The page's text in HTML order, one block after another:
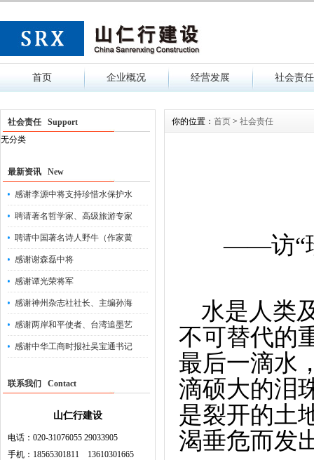
首页 企业概况 经营发展 社会责任
社会责任 Support
无分类
最新资讯 New
感谢李源中将支持珍惜水保护水
聘请著名哲学家、高级旅游专家
聘请中国著名诗人野牛（作家黄
感谢谢森磊中将
感谢谭光荣将军
感谢神州杂志社社长、主编孙海
感谢两岸和平使者、台湾追墨艺
感谢中华工商时报社吴宝通书记
联系我们 Contact
山仁行建设
电话：020-31076055 29033905
手机：18565301811 13610301665
你的位置： 首页 > 社会责任
——访“
水是人类
不可替代的
最后一滴水
滴硕大的泪
是裂开的土
渴垂危而发